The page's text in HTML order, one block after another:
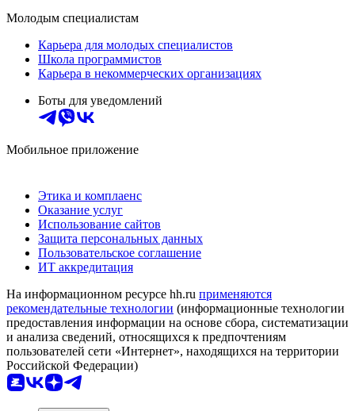
Молодым специалистам
Карьера для молодых специалистов
Школа программистов
Карьера в некоммерческих организациях
Боты для уведомлений
Мобильное приложение
Этика и комплаенс
Оказание услуг
Использование сайтов
Защита персональных данных
Пользовательское соглашение
ИТ аккредитация
На информационном ресурсе hh.ru применяются
рекомендательные технологии (информационные технологии
предоставления информации на основе сбора, систематизации
и анализа сведений, относящихся к предпочтениям
пользователей сети «Интернет», находящихся на территории
Российской Федерации)